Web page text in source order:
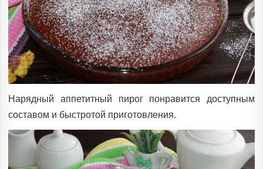
Нарядный аппетитный пирог понравится доступным
составом и быстротой приготовления.